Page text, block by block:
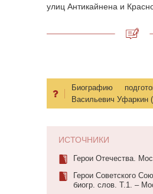
улиц Антикайнена и
Биографию
Васильевич Уфаркин
ИСТОЧНИКИ
Герои Отечества.
Герои Советского
биогр. слов. Т.1. –